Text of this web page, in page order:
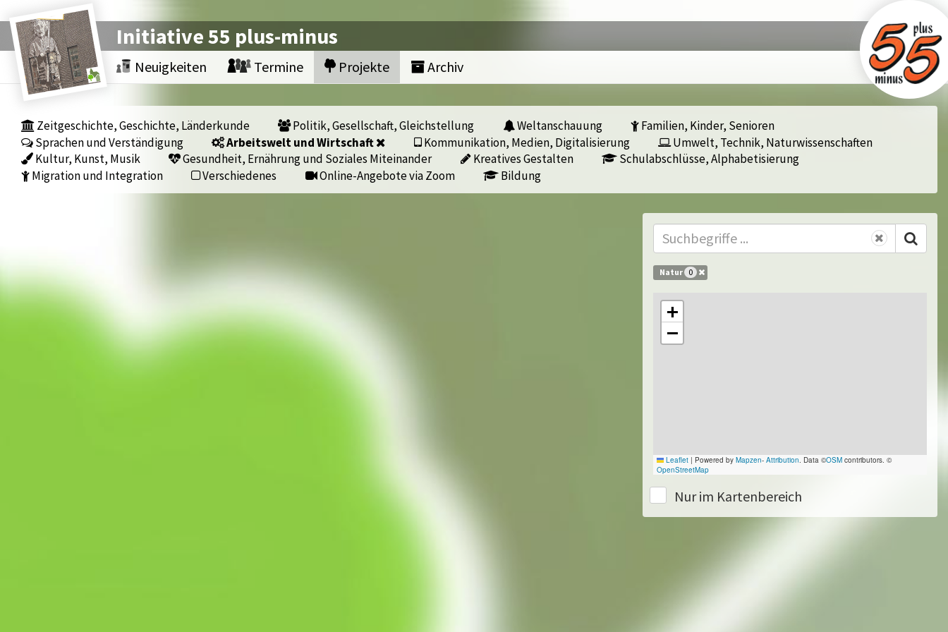
Initiative 55 plus-minus
Neuigkeiten Termine Projekte Archiv
Zeitgeschichte, Geschichte, Länderkunde Politik, Gesellschaft, Gleichstellung Weltanschauung
Familien, Kinder, Senioren
Sprachen und Verständigung
Arbeitswelt und Wirtschaft Kommunikation, Medien, Digitalisierung
Umwelt, Technik, Naturwissenschaften
Kultur, Kunst, Musik
Gesundheit, Ernährung und Soziales Miteinander Kreatives Gestalten
Schulabschlüsse, Alphabetisierung
Migration und Integration
Verschiedenes Online-Angebote via Zoom Bildung
Natur 0
+
−
Leaflet | Powered by Mapzen- Attribution . Data ©OSM contributors. ©
OpenStreetMap
Nur im Kartenbereich